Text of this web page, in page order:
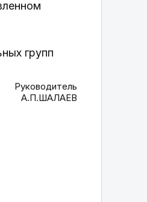
групп
Руководитель
А.П.ШАЛАЕВ